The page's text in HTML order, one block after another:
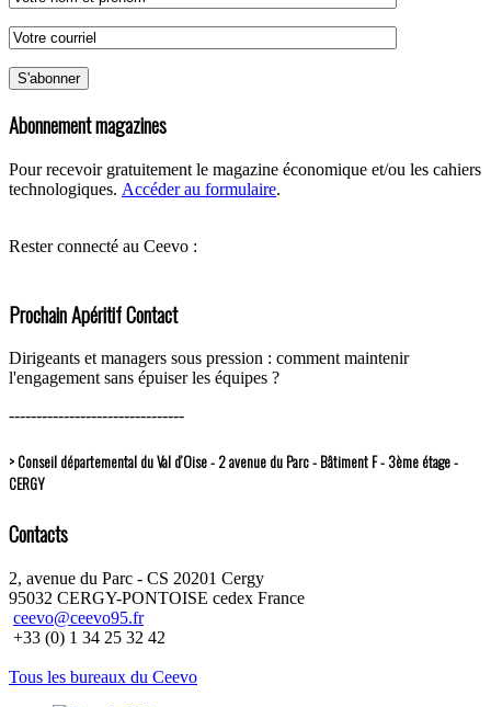
Abonnement magazines
Pour recevoir gratuitement le magazine économique et/ou les cahiers
technologiques. Accéder au formulaire.
Rester connecté au Ceevo :
Prochain Apéritif Contact
Dirigeants et managers sous pression : comment maintenir
l'engagement sans épuiser les équipes ?
--------------------------------
> Conseil départemental du Val d’Oise - 2 avenue du Parc - Bâtiment F - 3ème étage -
CERGY
Contacts
2, avenue du Parc - CS 20201 Cergy
95032 CERGY-PONTOISE cedex France
ceevo@ceevo95.fr
+33 (0) 1 34 25 32 42
Tous les bureaux du Ceevo